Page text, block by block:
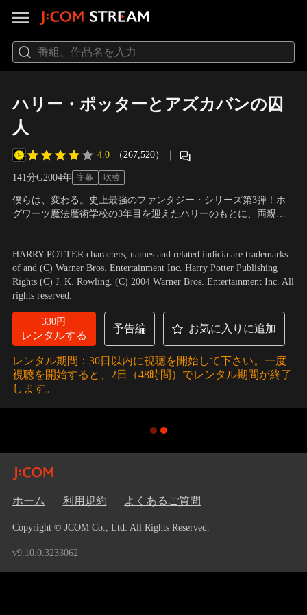
ハリー・ポッターとアズカバンの囚
人
4.0 （267,520） ｜
141分G2004年 字幕 吹替
僕らは、変わる。史上最強のファンタジー・シリーズ第3弾！ホ
グワーツ魔法魔術学校の3年目を迎えたハリーのもとに、両親の
る…。
HARRY POTTER characters, names and related indicia are trademarks
of and (C) Warner Bros. Entertainment Inc. Harry Potter Publishing
Rights (C) J. K. Rowling. (C) 2004 Warner Bros. Entertainment Inc. All
rights reserved.
330円
レンタルする
予告編 お気に入りに追加
レンタル期間：30日以内に視聴を開始して下さい。一度
視聴を開始すると、2日（48時間）でレンタル期間が終了
します。
ホーム 利用規約 よくあるご質問
Copyright © JCOM Co., Ltd. All Rights Reserved.
v9.10.0.3233062